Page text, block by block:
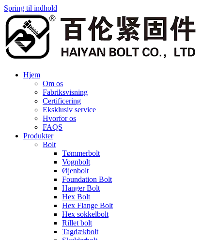
Spring til indhold
Hjem
Om os
Fabriksvisning
Certificering
Eksklusiv service
Hvorfor os
FAQS
Produkter
Bolt
Tømmerbolt
Vognbolt
Øjenbolt
Foundation Bolt
Hanger Bolt
Hex Bolt
Hex Flange Bolt
Hex sokkelbolt
Rillet bolt
Tagdækbolt